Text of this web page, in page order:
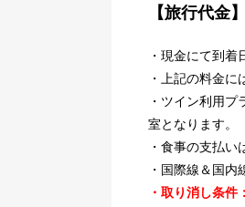
【旅行代金
・現金にて到着
・上記の料金に
・ツイン利用
室となります。
・食事の支払い
・国際線＆国内
・取り消し条